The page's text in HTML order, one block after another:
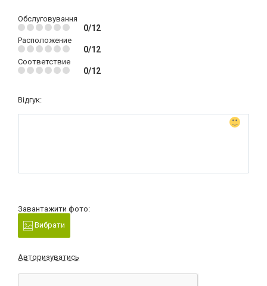
Обслуговування
0/12
Расположение
0/12
Соответствие
0/12
Відгук:
Завантажити фото:
Вибрати
Авторизуватись